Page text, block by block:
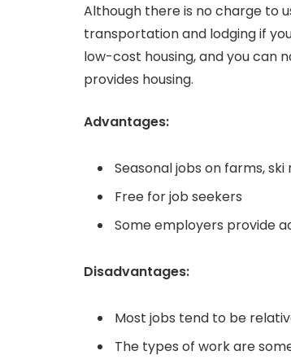
Although there is no charge to
transportation and lodging if
low-cost housing, and you can
provides housing.
Advantages:
Seasonal jobs on farms,
Free for job seekers
Some employers provide
Disadvantages:
Most jobs tend to be
The types of work are